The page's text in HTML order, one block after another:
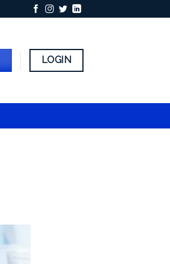
LOGIN